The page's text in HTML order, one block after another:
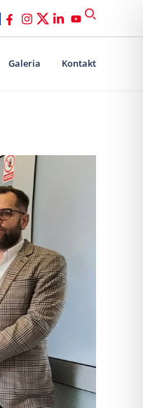
Galeria Kontakt